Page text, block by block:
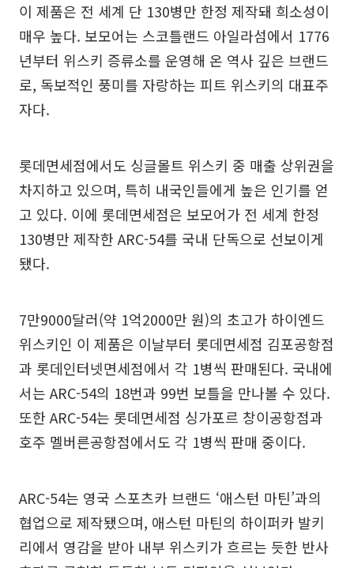
이 제품은 전 세계 단 130병만 한정 제작돼 희소성이
매우 높다. 보모어는 스코틀랜드 아일라섬에서 1776
년부터 위스키 증류소를 운영해 온 역사 깊은 브랜드
로, 독보적인 풍미를 자랑하는 피트 위스키의 대표주
자다.
롯데면세점에서도 싱글몰트 위스키 중 매출 상위권을
차지하고 있으며, 특히 내국인들에게 높은 인기를 얻
고 있다. 이에 롯데면세점은 보모어가 전 세계 한정
130병만 제작한 ARC-54를 국내 단독으로 선보이게
됐다.
7만9000달러(약 1억2000만 원)의 초고가 하이엔드
위스키인 이 제품은 이날부터 롯데면세점 김포공항점
과 롯데인터넷면세점에서 각 1병씩 판매된다. 국내에
서는 ARC-54의 18번과 99번 보틀을 만나볼 수 있다.
또한 ARC-54는 롯데면세점 싱가포르 창이공항점과
호주 멜버른공항점에서도 각 1병씩 판매 중이다.
ARC-54는 영국 스포츠카 브랜드 ‘애스턴 마틴’과의
협업으로 제작됐으며, 애스턴 마틴의 하이퍼카 발키
리에서 영감을 받아 내부 위스키가 흐르는 듯한 반사